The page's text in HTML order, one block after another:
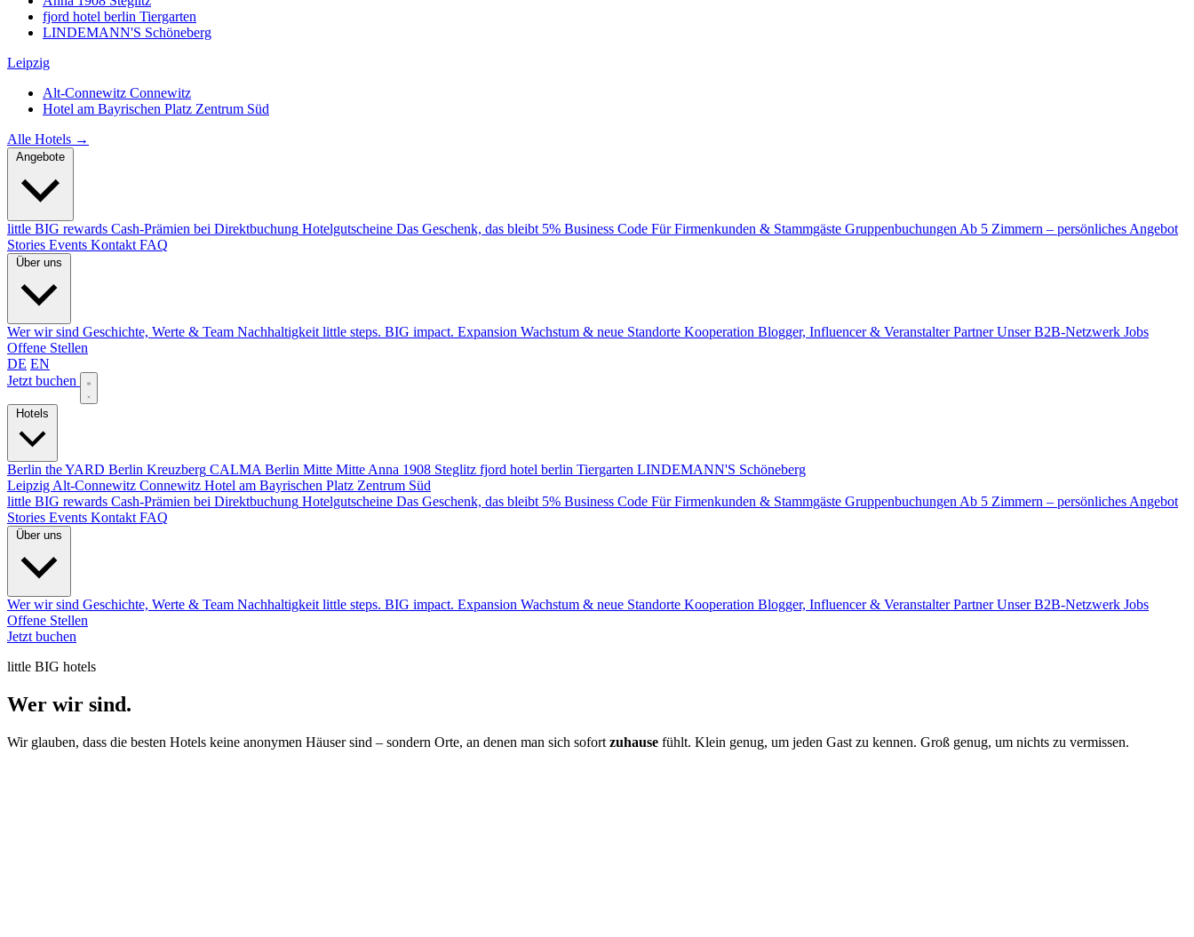
fjord hotel berlin Tiergarten
LINDEMANN'S Schöneberg
Leipzig
Alt-Connewitz Connewitz
Hotel am Bayrischen Platz Zentrum Süd
Alle Hotels →
little BIG rewards Cash-Prämien bei Direktbuchung Hotelgutscheine Das Geschenk, das bleibt 5% Business Code Für Firmenkunden & Stammgäste Gruppenbuchungen Ab 5 Zimmern – persönliches Angebot
Stories Events Kontakt FAQ
Wer wir sind Geschichte, Werte & Team Nachhaltigkeit little steps. BIG impact. Expansion Wachstum & neue Standorte Kooperation Blogger, Influencer & Veranstalter Partner Unser B2B-Netzwerk Jobs
Offene Stellen
DE EN
Jetzt buchen
Berlin the YARD Berlin Kreuzberg CALMA Berlin Mitte Mitte Anna 1908 Steglitz fjord hotel berlin Tiergarten LINDEMANN'S Schöneberg
Leipzig Alt-Connewitz Connewitz Hotel am Bayrischen Platz Zentrum Süd
little BIG rewards Cash-Prämien bei Direktbuchung Hotelgutscheine Das Geschenk, das bleibt 5% Business Code Für Firmenkunden & Stammgäste Gruppenbuchungen Ab 5 Zimmern – persönliches Angebot
Stories Events Kontakt FAQ
Wer wir sind Geschichte, Werte & Team Nachhaltigkeit little steps. BIG impact. Expansion Wachstum & neue Standorte Kooperation Blogger, Influencer & Veranstalter Partner Unser B2B-Netzwerk Jobs
Offene Stellen
Jetzt buchen
little BIG hotels
Wer wir sind.
Wir glauben, dass die besten Hotels keine anonymen Häuser sind – sondern Orte, an denen man sich sofort zuhause fühlt. Klein genug, um jeden Gast zu kennen. Groß genug, um nichts zu vermissen.